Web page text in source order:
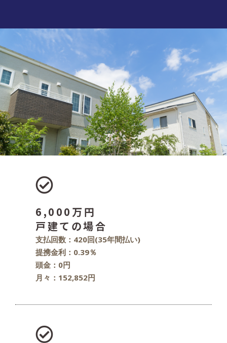
6,000万円
戸建ての場合
支払回数：420回(35年間払い)
提携金利：0.39％
頭金：0円
月々：152,852円